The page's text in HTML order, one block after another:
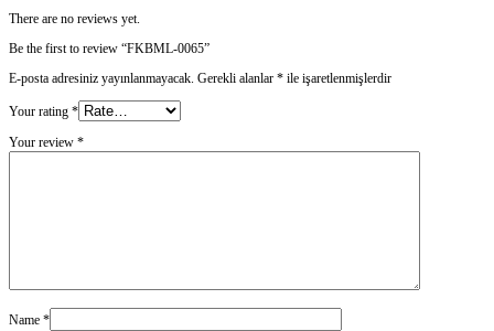
There are no reviews yet.
Be the first to review “FKBML-0065”
E-posta adresiniz yayınlanmayacak. Gerekli alanlar * ile işaretlenmişlerdir
Your rating *
Your review *
Name *